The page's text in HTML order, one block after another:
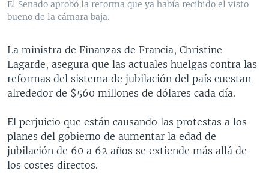
VENEZUELA
NICARAGUA
ECONOMÍA
TECNOLOGÍA
DEPORTES
CIENCIA Y SALUD
MULTIMEDIA
FOTOGRAFÍA
AUDIOS
EL MUNDO AL DÍA
FORO INTERAMERICANO
VISIÓN 360
LAS CLAVES
PANORAMA
RADIO
AVANCE INFORMATIVO
AUDIONOTICIAS
BUENOS DÍAS AMÉRICA
ESTADOS UNIDOS AL DÍA
EL MUNDO AL DÍA [RADIO]
DIRECT
DOCUMENTALES DE LA VOA
Learning English
SÍGANOS
El Senado aprobó la reforma que ya había recibido el visto
bueno de la cámara baja.
La ministra de Finanzas de Francia, Christine
Lagarde, asegura que las actuales huelgas contra las
reformas del sistema de jubilación del país cuestan
alrededor de $560 millones de dólares cada día.
El perjuicio que están causando las protestas a los
planes del gobierno de aumentar la edad de
jubilación de 60 a 62 años se extiende más allá de
los costes directos.